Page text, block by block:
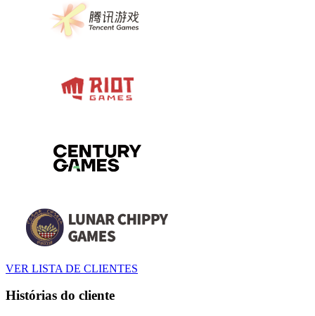
VER LISTA DE CLIENTES
Histórias do cliente